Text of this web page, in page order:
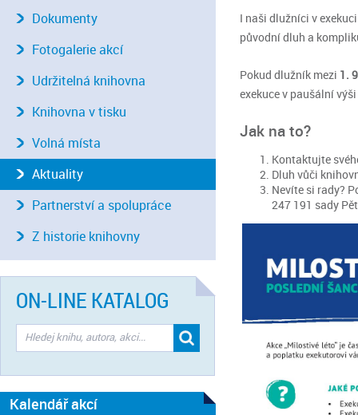
I naši dlužníci v
původní dluh a
Pokud dlužník mezi 1.
exekuce v paušální
Jak na to?
Kontaktujte
Dluh vůči
Nevíte si rady?
247 191 sady
Dokumenty
Fotogalerie akcí
Udržitelná knihovna
Knihovna v tisku
Volná místa
Aktuality
Partnerství a spolupráce
Z historie knihovny
ON-LINE KATALOG
Kalendář akcí